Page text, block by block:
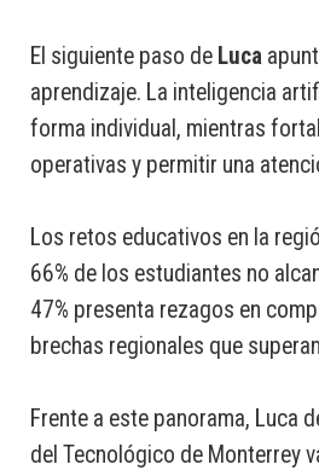
El siguiente paso de Luca
aprendizaje. La inteligencia
forma individual, mientras
operativas y permitir una
Los retos educativos en la
66% de los estudiantes no
47% presenta rezagos en
brechas regionales que
Frente a este panorama, Luca
del Tecnológico de Monterrey